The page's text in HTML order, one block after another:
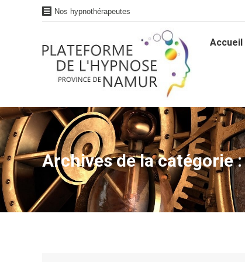
Nos hypnothérapeutes
Accueil
Archives de la catégorie
Accueil